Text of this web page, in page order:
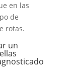
en las
de
rotas.
un